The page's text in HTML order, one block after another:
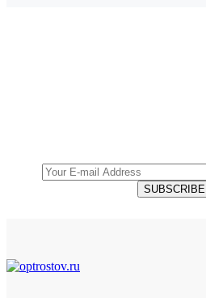
SUBSCRIBE